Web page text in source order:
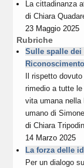
La cittadinanza
diChiara
23 Maggio 2025
Rubriche
Sulle spalle dei
Il rispetto
rimedio a tutte
vita umana nella
umano di
diChiara
14 Marzo 2025
La forza delle
Per un dialogo